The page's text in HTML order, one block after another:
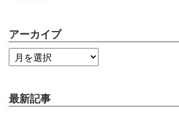
アーカイブ
最新記事